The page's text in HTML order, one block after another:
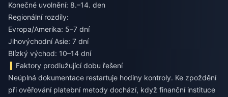
Konečné uvolnění: 8.–14. den
Regionální rozdíly:
Evropa/Amerika: 5–7 dní
Jihovýchodní Asie: 7 dní
Blízký východ: 10–14 dní
Faktory prodlužující dobu řešení
Neúplná dokumentace restartuje hodiny kontroly. Ke zpoždění
při ověřování platební metody dochází, když finanční instituce